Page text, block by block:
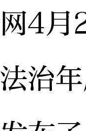
月
治